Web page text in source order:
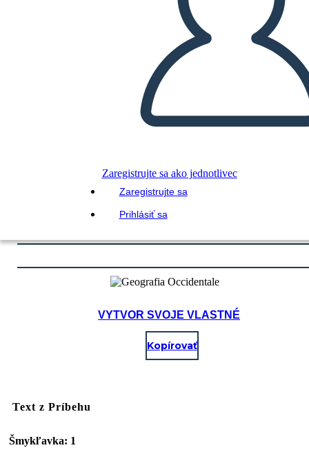
Zaregistrujte sa ako jednotlivec
Zaregistrujte sa
Prihlásiť sa
VYTVOR SVOJE VLASTNÉ
Kopírovať
Text z Príbehu
Šmykľavka: 1